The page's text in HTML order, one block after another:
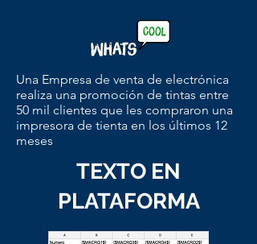
Una Empresa de venta de electrónica
realiza una promoción de tintas entre
50 mil clientes que les compraron una
impresora de tienta en los últimos 12
meses
TEXTO EN
PLATAFORMA